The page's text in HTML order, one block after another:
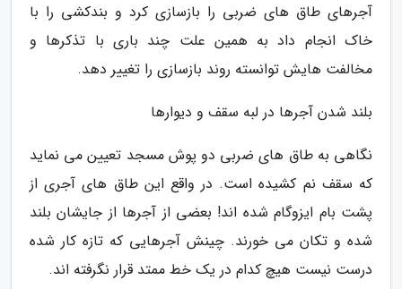
آجرهای طاق های ضربی را بازسازی کرد و بندکشی را با
خاک انجام داد به همین علت چند باری با تذکرها و
مخالفت هایش توانسته روند بازسازی را تغییر دهد.
بلند شدن آجرها در لبه سقف و دیوارها
نگاهی به طاق های ضربی دو پوش مسجد تعیین می نماید
که سقف نم کشیده است. در واقع این طاق های آجری از
پشت بام ایزوگام شده اند! بعضی از آجرها از جایشان بلند
شده و تکان می خورند. چینش آجرهایی که تازه کار شده
درست نیست هیچ کدام در یک خط ممتد قرار نگرفته اند.